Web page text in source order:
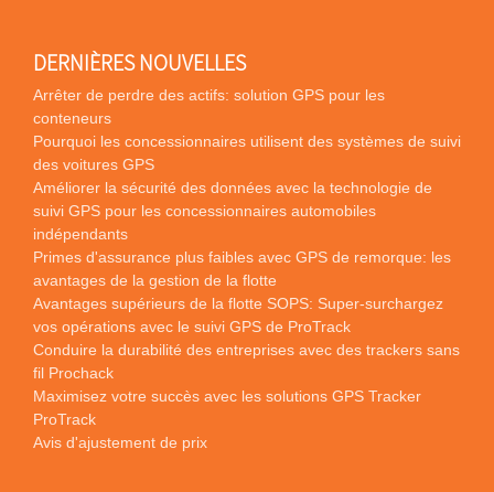
DERNIÈRES NOUVELLES
Arrêter de perdre des actifs: solution GPS pour les
conteneurs
Pourquoi les concessionnaires utilisent des systèmes de suivi
des voitures GPS
Améliorer la sécurité des données avec la technologie de
suivi GPS pour les concessionnaires automobiles
indépendants
Primes d'assurance plus faibles avec GPS de remorque: les
avantages de la gestion de la flotte
Avantages supérieurs de la flotte SOPS: Super-surchargez
vos opérations avec le suivi GPS de ProTrack
Conduire la durabilité des entreprises avec des trackers sans
fil Prochack
Maximisez votre succès avec les solutions GPS Tracker
ProTrack
Avis d'ajustement de prix